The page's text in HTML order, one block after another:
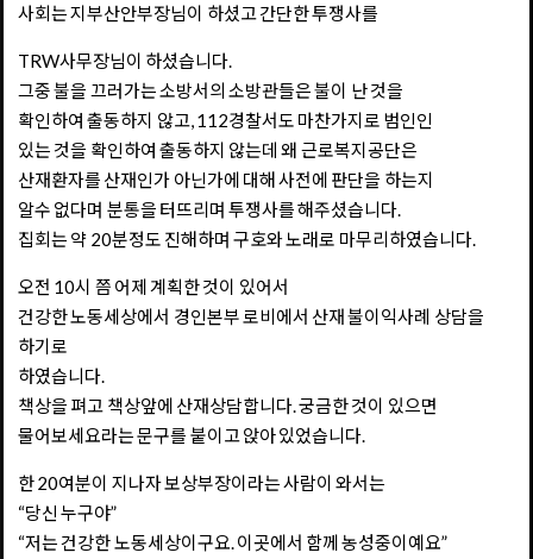
사회는 지부산안부장님이 하셨고 간단한 투쟁사를
TRW사무장님이 하셨습니다.
그중 불을 끄러가는 소방서의 소방관들은 불이 난 것을
확인하여 출동하지 않고, 112경찰서도 마찬가지로 범인인
있는 것을 확인하여 출동하지 않는데 왜 근로복지공단은
산재환자를 산재인가 아닌가에 대해 사전에 판단을 하는지
알수 없다며 분통을 터뜨리며 투쟁사를 해주셨습니다.
집회는 약 20분정도 진해하며 구호와 노래로 마무리하였습니다.
오전 10시 쯤 어제 계획한 것이 있어서
건강한 노동세상에서 경인본부 로비에서 산재 불이익사례 상담을
하기로
하였습니다.
책상을 펴고 책상앞에 산재상담합니다. 궁금한 것이 있으면
물어보세요라는 문구를 붙이고 앉아 있었습니다.
한 20여분이 지나자 보상부장이라는 사람이 와서는
“당신 누구야”
“저는 건강한 노동세상이구요. 이곳에서 함께 농성중이예요”